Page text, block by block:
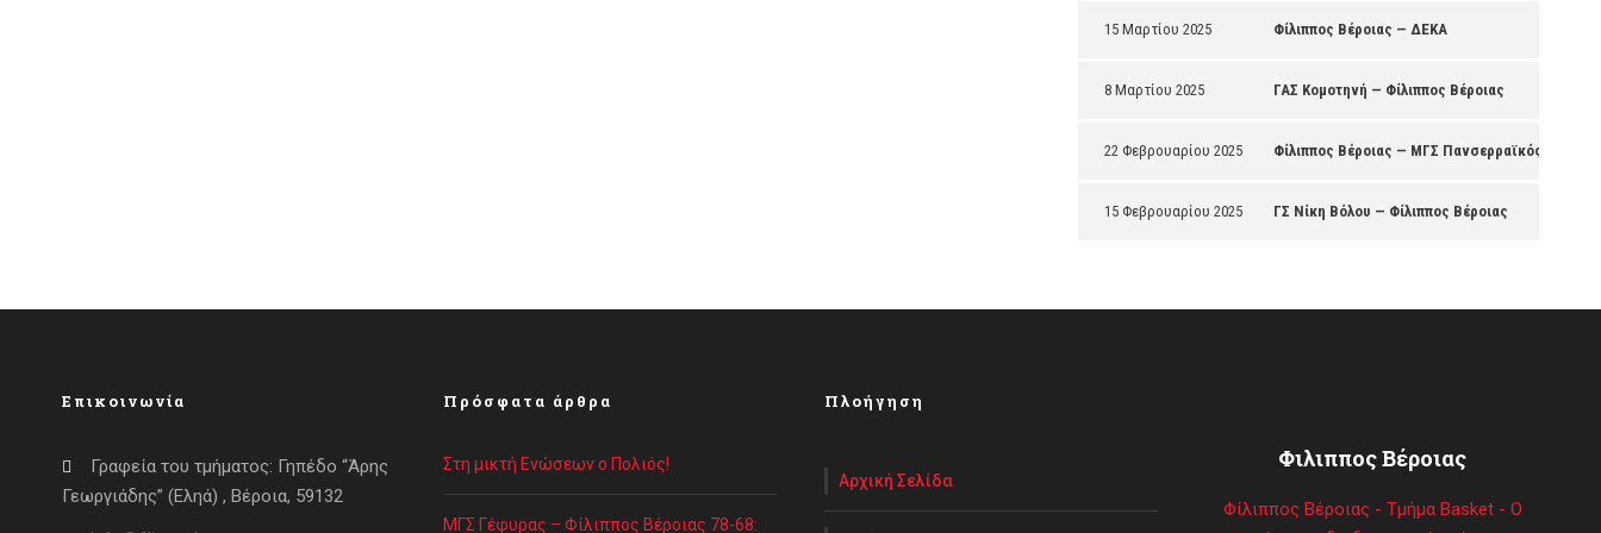
15 Μαρτίου 2025 Φίλιππος Βέροιας — ΔΕΚΑ
8 Μαρτίου 2025 ΓΑΣ Κομοτηνή — Φίλιππος Βέροιας
22 Φεβρουαρίου 2025 Φίλιππος Βέροιας — ΜΓΣ Πανσερραϊκός
15 Φεβρουαρίου 2025 ΓΣ Νίκη Βόλου — Φίλιππος Βέροιας
Επικοινωνία
Γραφεία του τμήματος: Γηπέδο “Άρης
Γεωργιάδης” (Εληά) , Βέροια, 59132
Πρόσφατα άρθρα
Στη μικτή Ενώσεων ο Πολιός!
ΜΓΣ Γέφυρας – Φίλιππος Βέροιας 78-68:
Πλοήγηση
Αρχική Σελίδα
Φιλιππος Βέροιας
Φίλιππος Βέροιας - Τμήμα Basket - Ο